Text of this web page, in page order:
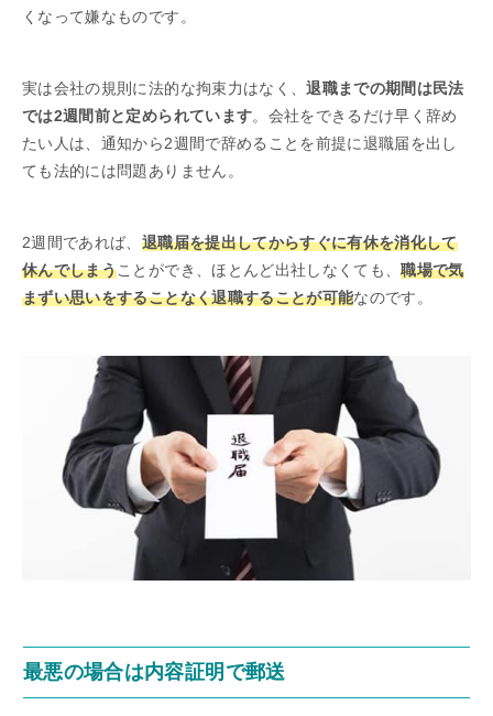
くなって嫌なものです。
実は会社の規則に法的な拘束力はなく、退職までの期間は民法
では2週間前と定められています。会社をできるだけ早く辞め
たい人は、通知から2週間で辞めることを前提に退職届を出し
ても法的には問題ありません。
2週間であれば、 退職届を提出してからすぐに有休を消化して
休んでしまうことができ、ほとんど出社しなくても、職場で気
まずい思いをすることなく退職することが可能なのです。
最悪の場合は内容証明で郵送